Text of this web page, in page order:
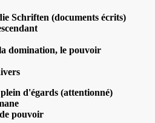
Schriften (documents écrits)
domination, le pouvoir
d'égards (attentionné)
pouvoir